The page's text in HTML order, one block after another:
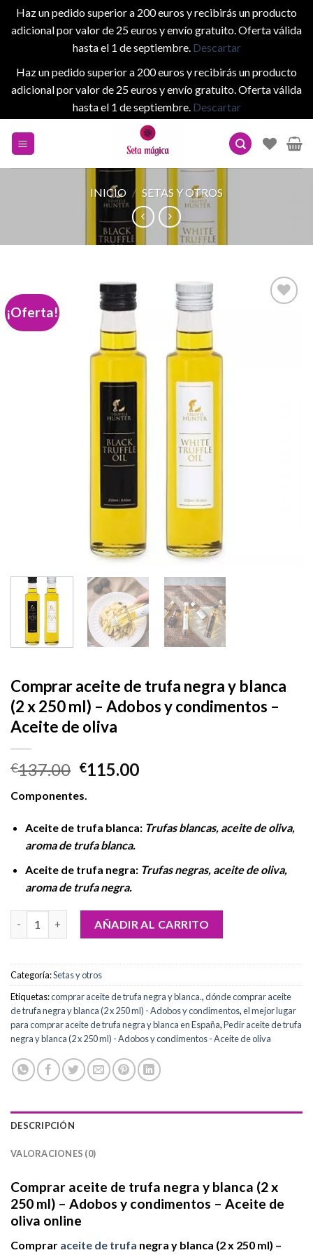
Haz un pedido superior a 200 euros y recibirás un producto
adicional por valor de 25 euros y envío gratuito. Oferta válida
hasta el 1 de septiembre. Descartar
Haz un pedido superior a 200 euros y recibirás un producto
adicional por valor de 25 euros y envío gratuito. Oferta válida
hasta el 1 de septiembre. Descartar
INICIO / SETAS Y OTROS
¡Oferta!
Comprar aceite de trufa negra y blanca
(2 x 250 ml) – Adobos y condimentos –
Aceite de oliva
€137.00 El
original
era:
€137.00.
€115.00El
es:
€115.00.
Componentes.
Aceite de trufa blanca: Trufas blancas, aceite de oliva,
aroma de trufa blanca.
Aceite de trufa negra:Trufas negras, aceite de oliva,
aroma de trufa negra.
Comprar aceite de trufa negra y blanca (2 x 250 ml) - Adobos
AÑADIR AL CARRITO
Categoría:Setas y otros
Etiquetas:comprar aceite de trufa negra y blanca.,dónde comprar aceite
de trufa negra y blanca (2 x 250 ml) - Adobos y condimentos,el mejor lugar
para comprar aceite de trufa negra y blanca en España,Pedir aceite de trufa
negra y blanca (2 x 250 ml) - Adobos y condimentos - Aceite de oliva
DESCRIPCIÓN
VALORACIONES (0)
Comprar aceite de trufa negra y blanca (2 x
250 ml) – Adobos y condimentos – Aceite de
oliva online
Comprar aceite de trufa negra y blanca (2 x 250 ml) –